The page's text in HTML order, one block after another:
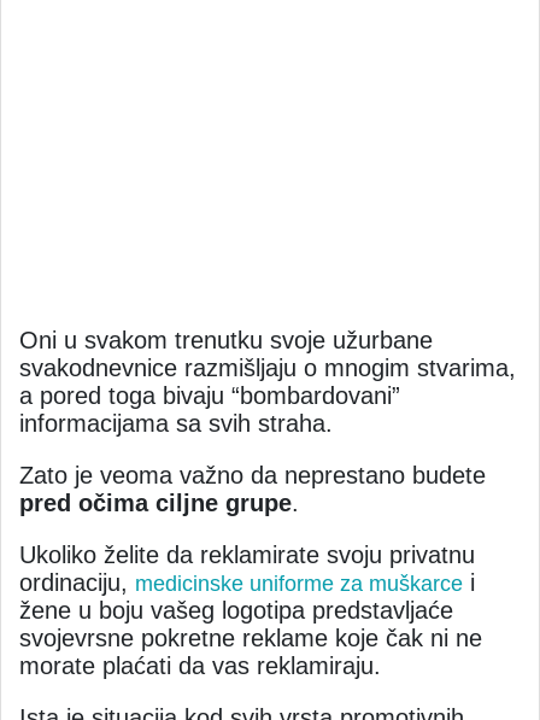
Oni u svakom trenutku svoje užurbane
svakodnevnice razmišljaju o mnogim stvarima,
a pored toga bivaju “bombardovani”
informacijama sa svih straha.
Zato je veoma važno da neprestano budete
pred očima ciljne grupe.
Ukoliko želite da reklamirate svoju privatnu
ordinaciju, medicinske uniforme za muškarce i
žene u boju vašeg logotipa predstavljaće
svojevrsne pokretne reklame koje čak ni ne
morate plaćati da vas reklamiraju.